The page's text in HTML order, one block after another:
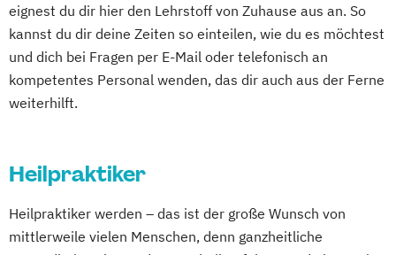
eignest du dir hier den Lehrstoff von Zuhause aus an. So
kannst du dir deine Zeiten so einteilen, wie du es möchtest
und dich bei Fragen per E-Mail oder telefonisch an
kompetentes Personal wenden, das dir auch aus der Ferne
weiterhilft.
Heilpraktiker
Heilpraktiker werden – das ist der große Wunsch von
mittlerweile vielen Menschen, denn ganzheitliche